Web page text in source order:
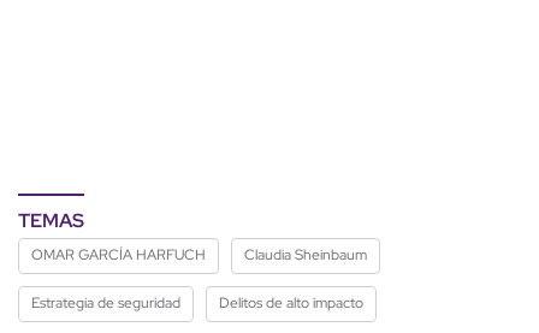
TEMAS
OMAR GARCÍA HARFUCH Claudia Sheinbaum
Estrategia de seguridad Delitos de alto impacto